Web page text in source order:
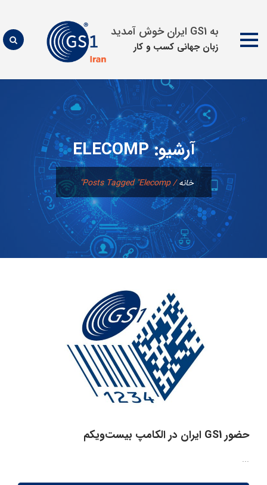
به GS1 ایران خوش آمدید
زبان جهانی كسب و كار
محتوا
آرشیو:ELECOMP
خانه/
Posts Tagged "elecomp"
حضور GS1 ایران در الکامپ بیست‌ویکم
...